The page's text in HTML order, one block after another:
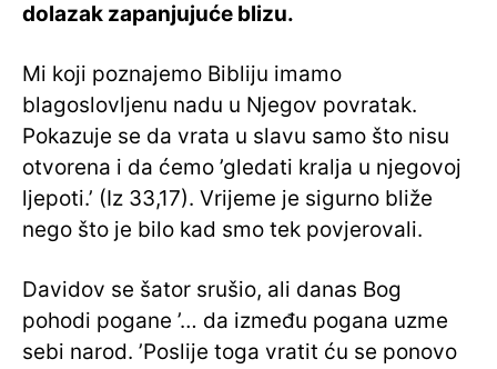
dolazak zapanjujuće blizu.
Mi koji poznajemo Bibliju imamo
blagoslovljenu nadu u Njegov povratak.
Pokazuje se da vrata u slavu samo što nisu
otvorena i da ćemo ’gledati kralja u njegovoj
ljepoti.’ (Iz 33,17). Vrijeme je sigurno bliže
nego što je bilo kad smo tek povjerovali.
Davidov se šator srušio, ali danas Bog
pohodi pogane ’… da između pogana uzme
sebi narod. ’Poslije toga vratit ću se ponovo